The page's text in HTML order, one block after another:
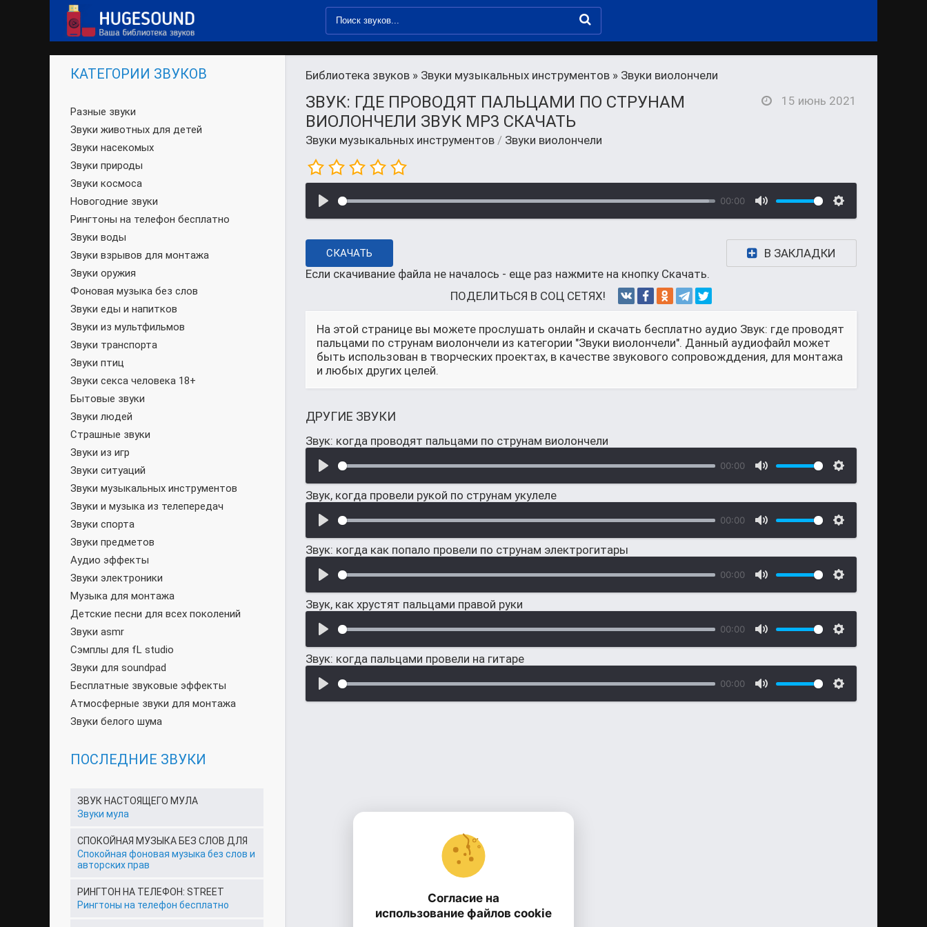
Библиотека звуков » Звуки музыкальных инструментов » Звуки виолончели
ЗВУК: ГДЕ ПРОВОДЯТ ПАЛЬЦАМИ ПО СТРУНАМ
ВИОЛОНЧЕЛИ ЗВУК MP3 СКАЧАТЬ
Звуки музыкальных инструментов / Звуки виолончели
15 июнь 2021
00:00
СКАЧАТЬ
В ЗАКЛАДКИ
Если скачивание файла не началось - еще раз нажмите на кнопку Скачать.
ПОДЕЛИТЬСЯ В СОЦ СЕТЯХ!
На этой странице вы можете прослушать онлайн и скачать бесплатно аудио Звук: где проводят
пальцами по струнам виолончели из категории "Звуки виолончели". Данный аудиофайл может
быть использован в творческих проектах, в качестве звукового сопровожддения, для монтажа
и любых других целей.
ДРУГИЕ ЗВУКИ
Звук: когда проводят пальцами по струнам виолончели
00:00
Звук, когда провели рукой по струнам укулеле
00:00
Звук: когда как попало провели по струнам электрогитары
00:00
Звук, как хрустят пальцами правой руки
00:00
Звук: когда пальцами провели на гитаре
00:00
КАТЕГОРИИ ЗВУКОВ
Разные звуки
Звуки животных для детей
Звуки насекомых
Звуки природы
Звуки космоса
Новогодние звуки
Рингтоны на телефон бесплатно
Звуки воды
Звуки взрывов для монтажа
Звуки оружия
Фоновая музыка без слов
Звуки еды и напитков
Звуки из мультфильмов
Звуки транспорта
Звуки птиц
Звуки секса человека 18+
Бытовые звуки
Звуки людей
Страшные звуки
Звуки из игр
Звуки ситуаций
Звуки музыкальных инструментов
Звуки и музыка из телепередач
Звуки спорта
Звуки предметов
Аудио эффекты
Звуки электроники
Музыка для монтажа
Детские песни для всех поколений
Звуки asmr
Сэмплы для fL studio
Звуки для soundpad
Бесплатные звуковые эффекты
Атмосферные звуки для монтажа
Звуки белого шума
ПОСЛЕДНИЕ ЗВУКИ
ЗВУК НАСТОЯЩЕГО МУЛА
Звуки мула
СПОКОЙНАЯ МУЗЫКА БЕЗ СЛОВ ДЛЯ
Спокойная фоновая музыка без слов и
авторских прав
РИНГТОН НА ТЕЛЕФОН: STREET
Рингтоны на телефон бесплатно
Согласие на
использование файлов cookie